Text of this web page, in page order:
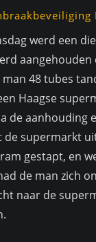
werd een
48 tubes
Haagse
de aanhouding
de supermarkt
gestapt, en
de man zich
naar de